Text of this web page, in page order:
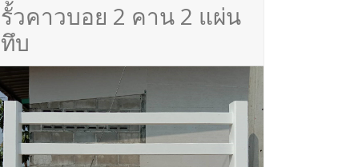
รั้วคาวบอย 2 คาน 2 แผ่น
ทึบ